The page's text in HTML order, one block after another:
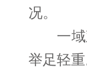
况。
一
举足轻重